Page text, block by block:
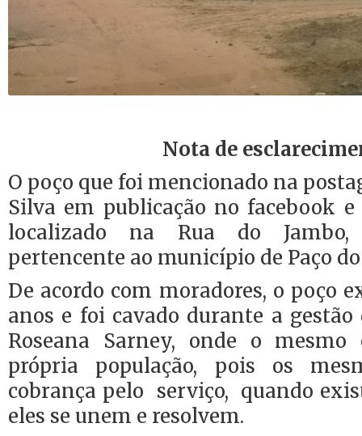
Nota de
O poço que foi mencionado na
Silva em publicação no facebook
localizado na Rua do Jambo,
pertencente ao município de Paço
De acordo com moradores, o poço
anos e foi cavado durante a
Roseana Sarney, onde o mesmo
própria população, pois os
cobrança pelo serviço, quando
eles se unem e resolvem.